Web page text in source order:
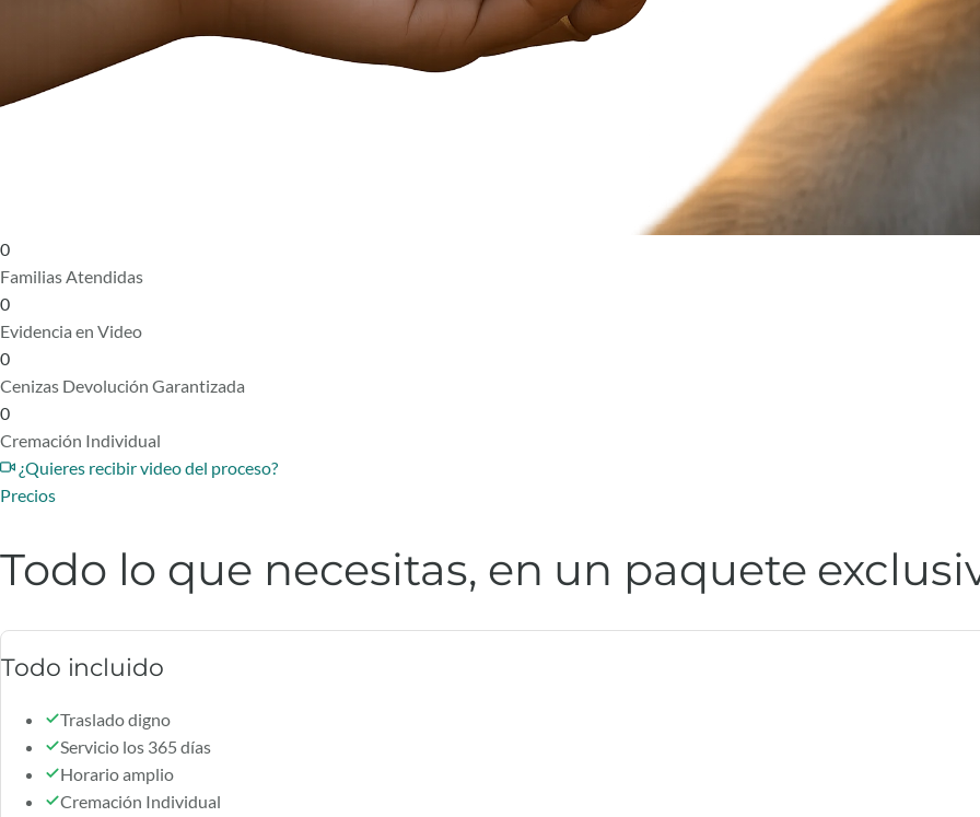
0
Familias Atendidas
0
Evidencia en Video
0
Cenizas Devolución Garantizada
0
Cremación Individual
¿Quieres recibir video del proceso?
Precios
Todo lo que necesitas, en un paquete
Todo incluido
Traslado digno
Servicio los 365 días
Horario amplio
Cremación Individual